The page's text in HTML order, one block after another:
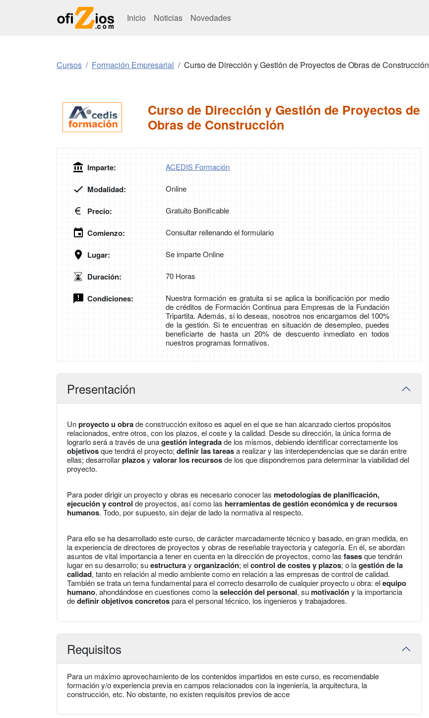
Inicio Noticias Novedades
Cursos Formación Empresarial Curso de Dirección y Gestión de Proyectos de Obras de Construcción
Curso de Dirección y Gestión de Proyectos de
Obras de Construcción
Imparte: ACEDIS Formación
Modalidad: Online
Precio: Gratuito Bonificable
Comienzo: Consultar rellenando el formulario
Lugar: Se imparte Online
Duración: 70 Horas
Condiciones:
Nuestra formación es gratuita si se aplica la bonificación por medio
de créditos de Formación Continua para Empresas de la Fundación
Tripartita. Además, si lo deseas, nosotros nos encargamos del 100%
de la gestión. Si te encuentras en situación de desempleo, puedes
beneficiarte de hasta un 20% de descuento inmediato en todos
nuestros programas formativos.
Presentación
Unproyecto u obrade construcción exitoso es aquel en el que se han alcanzado ciertos propósitos
relacionados, entre otros, con los plazos, el coste y la calidad. Desde su dirección, la única forma de
lograrlo será a través de unagestión integradade los mismos, debiendo identificar correctamente los
objetivosque tendrá el proyecto; definir las tareasa realizar y las interdependencias que se darán entre
ellas; desarrollarplazosy valorar los recursosde los que dispondremos para determinar la viabilidad del
proyecto.
Para poder dirigir un proyecto y obras es necesario conocer las metodologías de planificación,
ejecución y control de proyectos, así como las herramientas de gestión económica y de recursos
humanos. Todo, por supuesto, sin dejar de lado la normativa al respecto.
Para ello se ha desarrollado este curso, de carácter marcadamente técnico y basado, en gran medida, en
la experiencia de directores de proyectos y obras de reseñable trayectoria y categoría. En él, se abordan
asuntos de vital importancia a tener en cuenta en la dirección de proyectos, como las fasesque tendrán
lugar en su desarrollo; suestructuray organización; elcontrol de costes y plazos; o lagestión de la
calidad, tanto en relación al medio ambiente como en relación a las empresas de control de calidad.
También se trata un tema fundamental para el correcto desarrollo de cualquier proyecto u obra: elequipo
humano, ahondándose en cuestiones como laselección del personal, sumotivacióny la importancia
dedefinir objetivos concretospara el personal técnico, los ingenieros y trabajadores.
Requisitos
Para un máximo aprovechamiento de los contenidos impartidos en este curso, es recomendable
formación y/o experiencia previa en campos relacionados con la ingeniería, la arquitectura, la
construcción, etc. No obstante, no existen requisitos previos de acce